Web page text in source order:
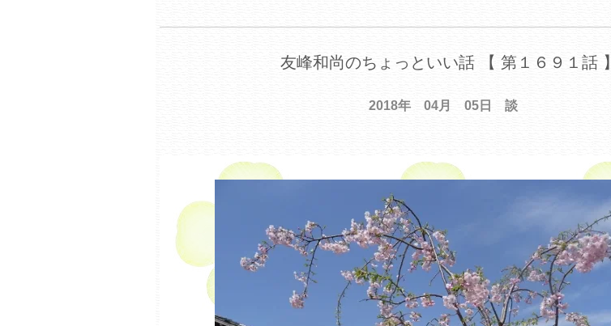
友峰和尚のちょっといい話 【 第１６９１話 】
2018年 04月 05日 談